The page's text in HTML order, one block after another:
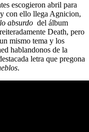
escogieron abril para
con ello llega Agnicion,
absurdo del álbum
Death, pero
mismo tema y los
hablandonos de la
letra que pregona
.